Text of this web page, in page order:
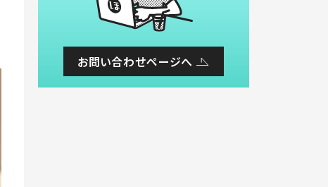
お問い合わせページへ